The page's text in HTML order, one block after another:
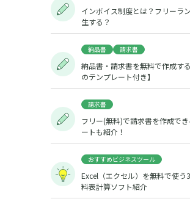
インボイス制度とは？フリーラ
生する？
納品書 請求書
納品書・請求書を無料で作成す
のテンプレート付き】
請求書
フリー(無料)で請求書を作成で
ートも紹介！
おすすめビジネスツール
Excel（エクセル）を無料で使
料表計算ソフト紹介